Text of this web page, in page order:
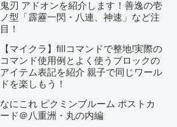
鬼刃 アドオンを紹介します！善逸の壱
ノ型「霹靂一閃・八連、神速」など注
目！
【マイクラ】fillコマンドで整地!実際の
コマンド使用例とよく使うブロックの
アイテム表記を紹介 親子で同じワール
ドを楽しもう！
なにこれ ピクミンブルーム ポストカ
ード＠八重洲・丸の内編